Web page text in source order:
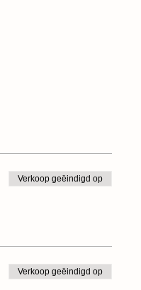
Verkoop geëindigd op
Verkoop geëindigd op